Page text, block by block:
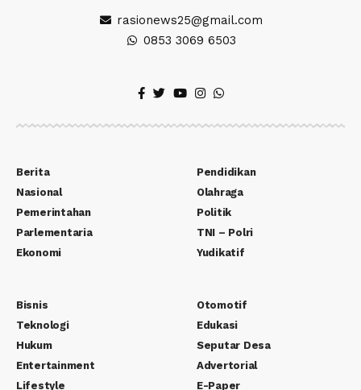
rasionews25@gmail.com
0853 3069 6503
Berita
Nasional
Pemerintahan
Parlementaria
Ekonomi
Pendidikan
Olahraga
Politik
TNI – Polri
Yudikatif
Bisnis
Teknologi
Hukum
Entertainment
Lifestyle
Otomotif
Edukasi
Seputar Desa
Advertorial
E-Paper